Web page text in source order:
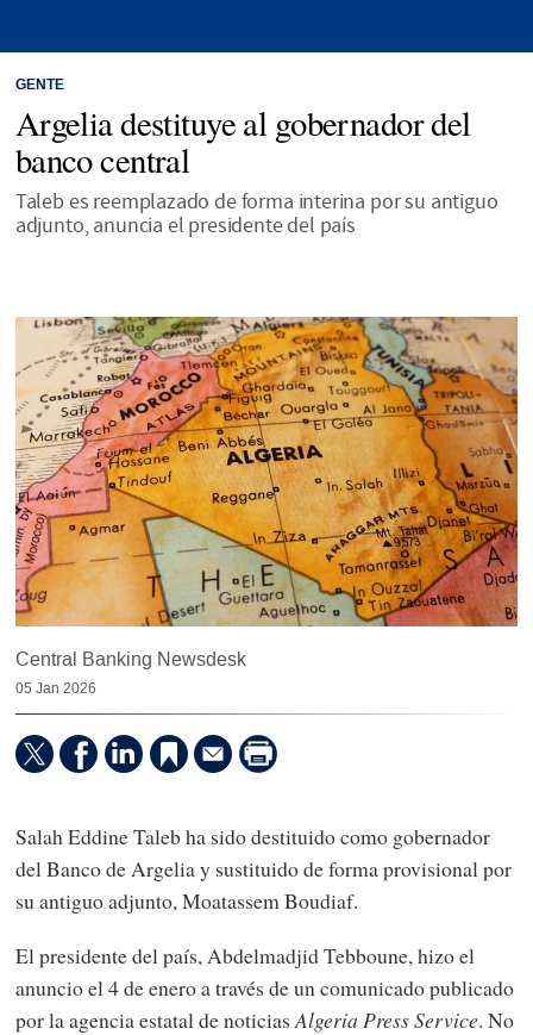
GENTE
Argelia destituye al gobernador del
banco central
Taleb es reemplazado de forma interina por su antiguo
adjunto, anuncia el presidente del país
Central Banking Newsdesk
05 Jan 2026
Salah Eddine Taleb ha sido destituido como gobernador
del Banco de Argelia y sustituido de forma provisional por
su antiguo adjunto, Moatassem Boudiaf.
El presidente del país, Abdelmadjid Tebboune, hizo el
anuncio el 4 de enero a través de un comunicado publicado
por la agencia estatal de noticiasAlgeria Press Service. No